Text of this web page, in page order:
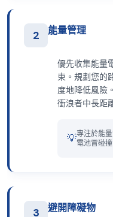
2 能量管理
優先收集能量
束。規劃您的
度地降低風險
衝浪者中長距
💡專注於能
電池冒碰
3 避開障礙物